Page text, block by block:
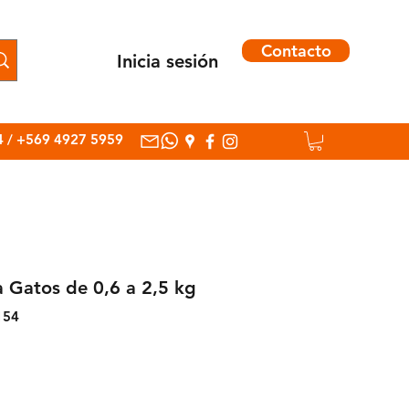
Inicia sesión
Inicia sesión Contacto
/ +569 4927 5959
Gatos de 0,6 a 2,5 kg